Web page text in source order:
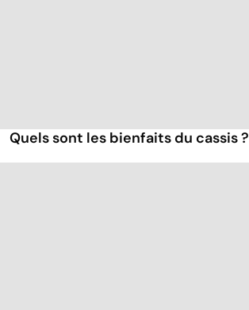
Quels sont les bienfaits du cassis ?